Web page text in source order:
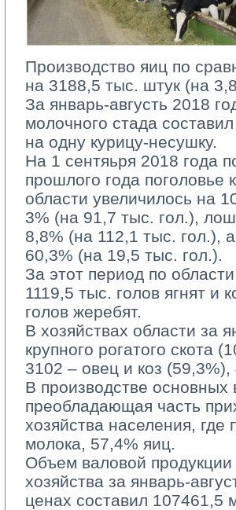
Производство яиц по
на 3188,5 тыс. штук (на
За январь-августь 2018
молочного стада
на одну курицу-несушку.
На 1 сентяьря 2018 года
прошлого года поголовье
области увеличилось на
3% (на 91,7 тыс. гол.),
8,8% (на 112,1 тыс. гол.),
60,3% (на 19,5 тыс. гол.).
За этот период по
1119,5 тыс. голов ягнят и
голов жеребят.
В хозяйствах области за
крупного рогатого скота
3102 – овец и коз
В производстве основных
преобладающая часть
хозяйства населения,
молока, 57,4% яиц.
Объем валовой продукции
хозяйства за январь-
ценах составил 107461,5